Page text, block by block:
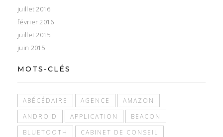
juillet 2016
février 2016
juillet 2015
juin 2015
MOTS-CLÉS
ABÉCÉDAIRE AGENCE
AMAZON
ANDROID
APPLICATION
BEACON
BLUETOOTH
CABINET DE CONSEIL